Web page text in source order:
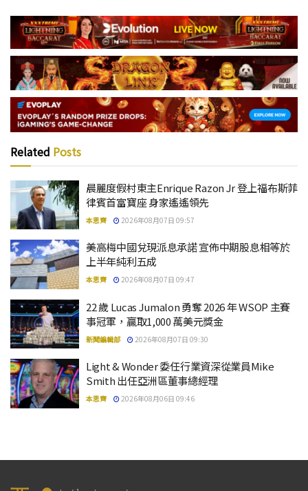
Related Posts
晨麗度假村東主Enrique Razon Jr 登上福布斯菲
律賓首富寶座 身家遙遙領先
本思齊 2026年08月07日 09:57
美高梅中國兌現派息承諾 宣佈中期股息相等於
上半年純利五成
本思齊 2026年08月07日 09:47
22 歲 Lucas Jumalon 勇奪 2026 年 WSOP 主賽
事冠軍，贏取1,000 萬美元獎金
新聞編輯部 2026年08月07日 09:30
Light & Wonder 委任行業資深從業員Mike
Smith 出任亞洲區董事總經理
本思齊 2026年08月06日 09:46